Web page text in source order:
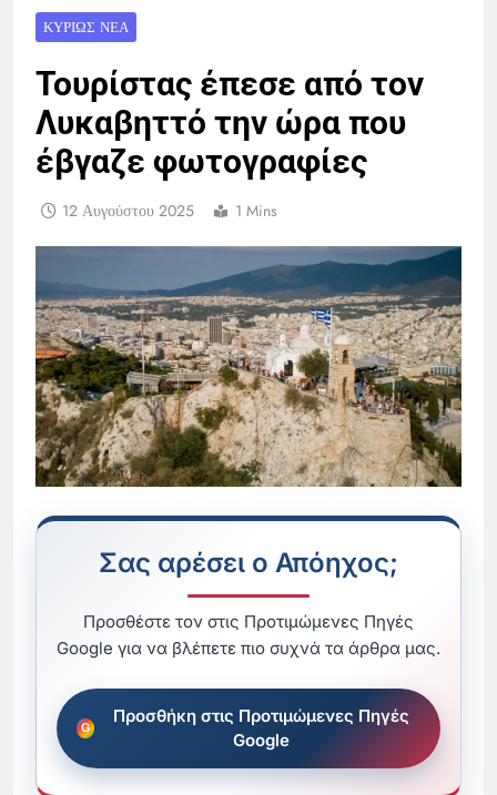
ΚΥΡΊΩΣ ΝΈΑ
Τουρίστας έπεσε από τον
Λυκαβηττό την ώρα που
έβγαζε φωτογραφίες
12 Αυγούστου 2025 1 Mins
Σας αρέσει ο Απόηχος;
Προσθέστε τον στις Προτιμώμενες Πηγές
Google για να βλέπετε πιο συχνά τα άρθρα μας.
Προσθήκη στις Προτιμώμενες Πηγές
Google